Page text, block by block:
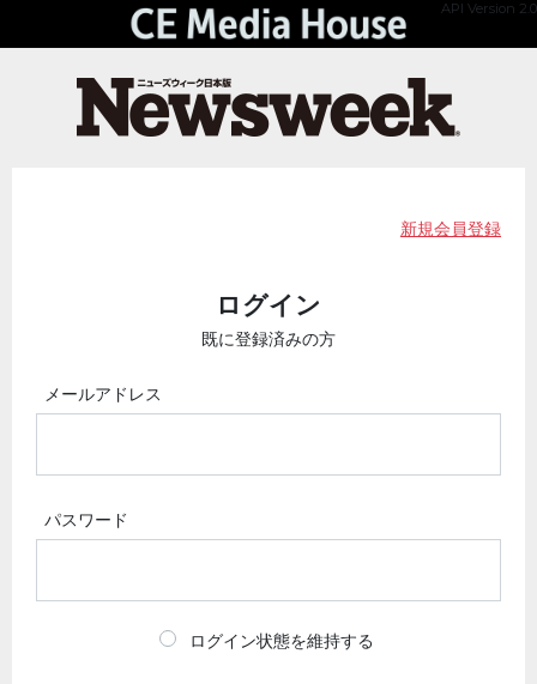
API Version 2.0
新規会員登録
ログイン
既に登録済みの方
メールアドレス
パスワード
ログイン状態を維持する